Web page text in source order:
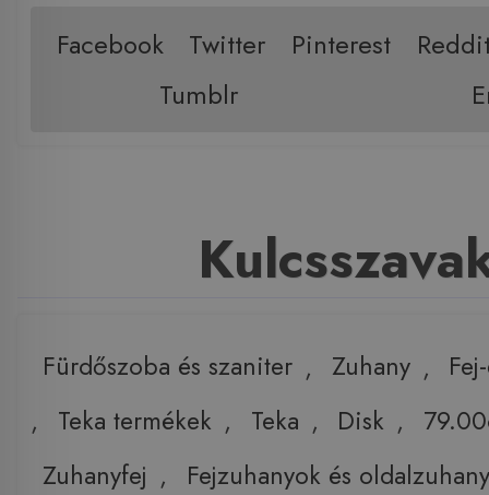
Facebook Twitter Pinterest
Tumblr
Fürdőszoba és szaniter , Zuhany ,
,
Teka termékek , Teka , Disk ,
Zuhanyfej ,
Fejzuhanyok és